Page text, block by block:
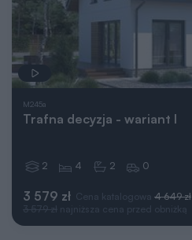
M245a
Trafna decyzja - wariant I
3 579 zł Cena katalogowa 4 649 zł
3 579 zł najniższa cena przed obniżką
2 4 2 0